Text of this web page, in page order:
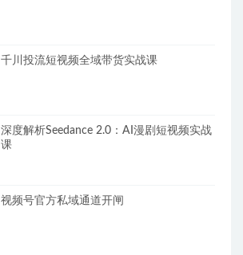
千川投流短视频全域带货实战课
深度解析Seedance 2.0：AI漫剧短视频实战
课
视频号官方私域通道开闸